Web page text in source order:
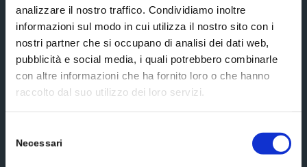
analizzare il nostro traffico. Condividiamo inoltre
informazioni sul modo in cui utilizza il nostro sito con i
nostri partner che si occupano di analisi dei dati web,
pubblicità e social media, i quali potrebbero combinarle
con altre informazioni che ha fornito loro o che hanno
raccolto dal suo utilizzo dei loro servizi.
delNecessari
Subscribe
Social media